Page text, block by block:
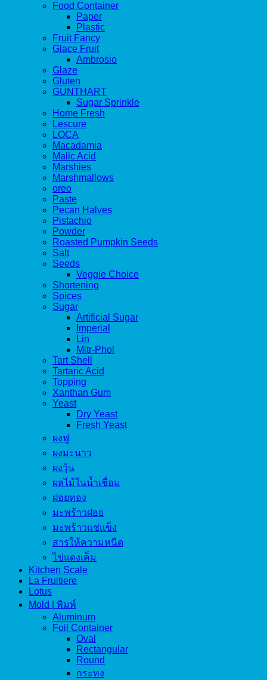
Food Container
Paper
Plastic
Fruit Fancy
Glace Fruit
Ambrosio
Glaze
Gluten
GUNTHART
Sugar Sprinkle
Home Fresh
Lescure
LOCA
Macadamia
Malic Acid
Marshies
Marshmallows
oreo
Paste
Pecan Halves
Pistachio
Powder
Roasted Pumpkin Seeds
Salt
Seeds
Veggie Choice
Shortening
Spices
Sugar
Artificial Sugar
Imperial
Lin
Mitr-Phol
Tart Shell
Tartaric Acid
Topping
Xanthan Gum
Yeast
Dry Yeast
Fresh Yeast
ผงฟู
ผงมะนาว
ผงวุ้น
ผลไม้ในน้ำเชื่อม
ฝอยทอง
มะพร้าวฝอย
มะพร้าวแช่แข็ง
สารให้ความหนืด
ไข่แดงเค็ม
Kitchen Scale
La Fruitiere
Lotus
Mold | พิมพ์
Aluminum
Foil Container
Oval
Rectangular
Round
กระทง